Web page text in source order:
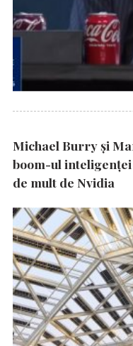
Michael Burry și
boom-ul
de mult de Nvidia